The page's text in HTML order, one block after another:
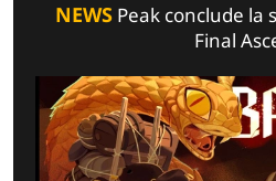
NEWSPeak conclude la
Final